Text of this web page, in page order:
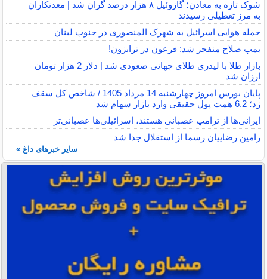
شوک تازه به معادن؛ گازوئیل ۸ هزار درصد گران شد | معدنکاران
به مرز تعطیلی رسیدند
حمله هوایی اسرائیل به شهرک المنصوری در جنوب لبنان
بمب صلاح منفجر شد: فرعون در ترابزون!
بازار طلا با لیدری طلای جهانی صعودی شد | دلار 2 هزار تومان
ارزان شد
پایان بورس امروز چهارشنبه 14 مرداد 1405 / شاخص کل سقف
زد؛ 6.2 همت پول حقیقی وارد بازار سهام شد
ایرانی‌ها از ترامپ عصبانی هستند، اسرائیلی‌ها عصبانی‌تر
رامین رضاییان رسما از استقلال جدا شد
سایر خبرهای داغ »